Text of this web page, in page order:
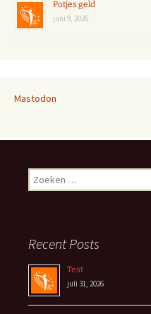
Potjes geld
juni 9, 2026
Mastodon
Zoeken
naar:
Recent Posts
Test
juli 31, 2026